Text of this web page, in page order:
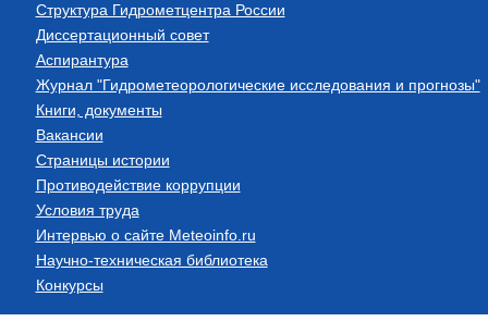
Структура Гидрометцентра России
Диссертационный совет
Аспирантура
Журнал "Гидрометеорологические исследования и прогнозы"
Книги, документы
Вакансии
Страницы истории
Противодействие коррупции
Условия труда
Интервью о сайте Meteoinfo.ru
Научно-техническая библиотека
Конкурсы